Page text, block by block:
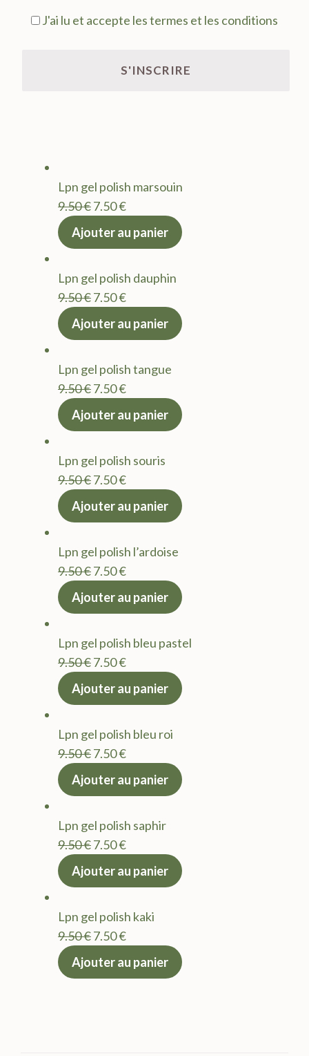
J'ai lu et accepte les termes et les conditions
Lpn gel polish marsouin
9.50€Le
prix
9.50 €.
7.50€Le
actuel
7.50 €.
Ajouter au panier
Lpn gel polish dauphin
9.50€Le
prix
9.50 €.
7.50€Le
actuel
7.50 €.
Ajouter au panier
Lpn gel polish tangue
9.50€Le
prix
9.50 €.
7.50€Le
actuel
7.50 €.
Ajouter au panier
Lpn gel polish souris
9.50€Le
prix
9.50 €.
7.50€Le
actuel
7.50 €.
Ajouter au panier
Lpn gel polish l’ardoise
9.50€Le
prix
9.50 €.
7.50€Le
actuel
7.50 €.
Ajouter au panier
Lpn gel polish bleu pastel
9.50€Le
prix
9.50 €.
7.50€Le
actuel
7.50 €.
Ajouter au panier
Lpn gel polish bleu roi
9.50€Le
prix
9.50 €.
7.50€Le
actuel
7.50 €.
Ajouter au panier
Lpn gel polish saphir
9.50€Le
prix
9.50 €.
7.50€Le
actuel
7.50 €.
Ajouter au panier
Lpn gel polish kaki
9.50€Le
prix
7.50€Le
actuel
Ajouter au panier